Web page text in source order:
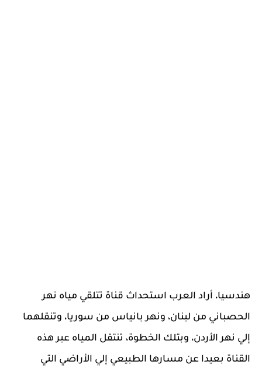
هندسيا، أراد العرب استحداث قناة تتلقي مياه نهر
الحصباني من لبنان، ونهر بانياس من سوريا، وتنقلهما
إلي نهر الأردن، وبتلك الخطوة، تنتقل المياه عبر هذه
القناة بعيدا عن مسارها الطبيعي إلي الأراضي التي